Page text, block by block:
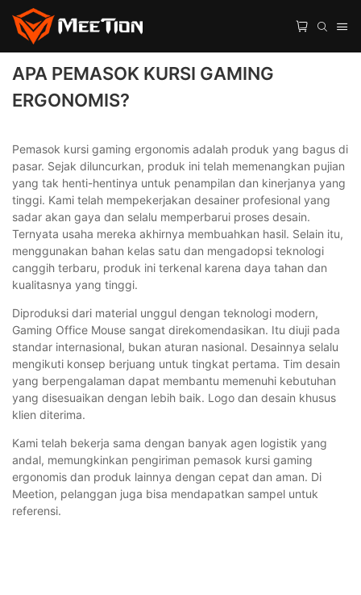
APA PEMASOK KURSI GAMING
ERGONOMIS?
Pemasok kursi gaming ergonomis adalah produk yang bagus di
pasar. Sejak diluncurkan, produk ini telah memenangkan pujian
yang tak henti-hentinya untuk penampilan dan kinerjanya yang
tinggi. Kami telah mempekerjakan desainer profesional yang
sadar akan gaya dan selalu memperbarui proses desain.
Ternyata usaha mereka akhirnya membuahkan hasil. Selain itu,
menggunakan bahan kelas satu dan mengadopsi teknologi
canggih terbaru, produk ini terkenal karena daya tahan dan
kualitasnya yang tinggi.
Diproduksi dari material unggul dengan teknologi modern,
Gaming Office Mouse sangat direkomendasikan. Itu diuji pada
standar internasional, bukan aturan nasional. Desainnya selalu
mengikuti konsep berjuang untuk tingkat pertama. Tim desain
yang berpengalaman dapat membantu memenuhi kebutuhan
yang disesuaikan dengan lebih baik. Logo dan desain khusus
klien diterima.
Kami telah bekerja sama dengan banyak agen logistik yang
andal, memungkinkan pengiriman pemasok kursi gaming
ergonomis dan produk lainnya dengan cepat dan aman. Di
Meetion, pelanggan juga bisa mendapatkan sampel untuk
referensi.